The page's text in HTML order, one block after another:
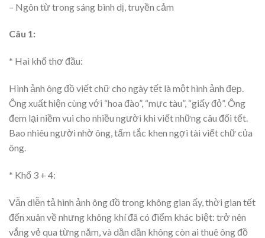
– Ngôn từ trong sáng bình dị, truyền cảm
Câu 1:
* Hai khổ thơ đầu:
Hình ảnh ông đồ viết chữ cho ngày tết là một hình ảnh đẹp.
Ông xuất hiện cùng với “hoa đào”, “mực tàu”, “giấy đỏ”. Ông
đem lại niềm vui cho nhiều người khi viết những câu đối tết.
Bao nhiêu người nhờ ông, tấm tắc khen ngợi tài viết chữ của
ông.
* Khổ 3 + 4:
Vẫn diễn tả hình ảnh ông đồ trong không gian ấy, thời gian tết
đến xuân về nhưng không khí đã có điểm khác biệt: trở nên
vắng vẻ qua từng năm, và dần dần không còn ai thuê ông đồ